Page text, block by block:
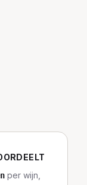
per wijn,